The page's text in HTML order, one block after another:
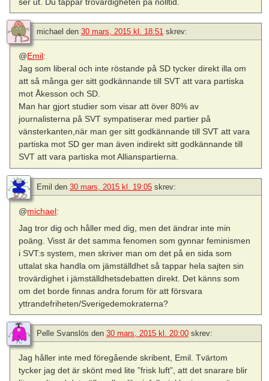
ser ut. Du tappar trovärdigheten på nolltid.
michael den 30 mars, 2015 kl. 18:51 skrev:
@Emil:
Jag som liberal och inte röstande på SD tycker direkt illa om
att så många ger sitt godkännande till SVT att vara partiska
mot Åkesson och SD.
Man har gjort studier som visar att över 80% av
journalisterna på SVT sympatiserar med partier på
vänsterkanten,när man ger sitt godkännande till SVT att vara
partiska mot SD ger man även indirekt sitt godkännande till
SVT att vara partiska mot Allianspartierna.
Emil den 30 mars, 2015 kl. 19:05 skrev:
@michael:
Jag tror dig och håller med dig, men det ändrar inte min
poäng. Visst är det samma fenomen som gynnar feminismen
i SVT:s system, men skriver man om det på en sida som
uttalat ska handla om jämställdhet så tappar hela sajten sin
trovärdighet i jämställdhetsdebatten direkt. Det känns som
om det borde finnas andra forum för att försvara
yttrandefriheten/Sverigedemokraterna?
Pelle Svanslös den 30 mars, 2015 kl. 20:00 skrev:
Jag håller inte med föregående skribent, Emil. Tvärtom
tycker jag det är skönt med lite ”frisk luft”, att det snarare blir